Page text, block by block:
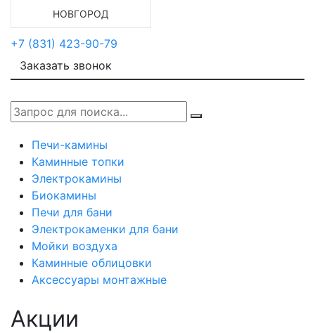
НОВГОРОД
+7 (831) 423-90-79
Заказать звонок
Печи-камины
Каминные топки
Электрокамины
Биокамины
Печи для бани
Электрокаменки для бани
Мойки воздуха
Каминные облицовки
Аксессуары монтажные
Акции